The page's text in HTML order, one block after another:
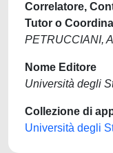
Correlatore,
Tutor o
PETRUCCIANI,
Nome Editore
Università degli
Collezione di
Università degli